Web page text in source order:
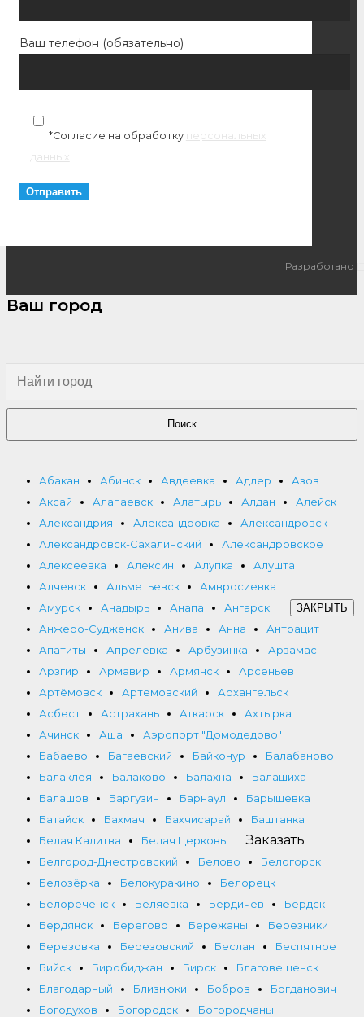
Ваш телефон (обязательно)
*Согласие на обработку персональных
данных
Разработано
Ваш город
Поиск
Абакан Абинск Авдеевка Адлер
Азов
Аксай
Алапаевск Алатырь Алдан
Алейск
Александрия
Александровка
Александровск
Александровск-Сахалинский
Александровское
Алексеевка
Алексин Алупка
Алушта
Алчевск
Альметьевск
Амвросиевка
Амурск
Анадырь Анапа
Ангарск
Анжеро-Судженск
Анива Анна
Антрацит
Апатиты
Апрелевка Арбузинка
Арзамас
Арзгир
Армавир Армянск
Арсеньев
Артёмовск
Артемовский
Архангельск
Асбест
Астрахань Аткарск
Ахтырка
Ачинск
Аша
Аэропорт "Домодедово"
Бабаево
Багаевский Байконур
Балабаново
Балаклея
Балаково Балахна
Балашиха
Балашов
Баргузин Барнаул
Барышевка
Батайск
Бахмач Бахчисарай
Баштанка
Белая Калитва
Белая Церковь
Белгород-Днестровский
Белово
Белогорск
Белозёрка
Белокуракино
Белорецк
Белореченск
Беляевка Бердичев
Бердск
Бердянск
Берегово Бережаны
Березники
Березовка
Березовский Беслан
Беспятное
Бийск
Биробиджан Бирск
Благовещенск
Благодарный
Близнюки Бобров
Богданович
Богодухов
Богородск
Богородчаны
ЗАКРЫТЬ
Заказать